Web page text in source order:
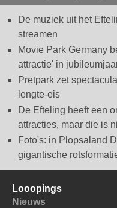
De muziek uit het
streamen
Movie Park Germany
attractie' in
Pretpark zet
lengte-eis
De Efteling heeft een
attracties, maar die is
Foto's: in Plopsaland
gigantische
Looopings
Nieuws